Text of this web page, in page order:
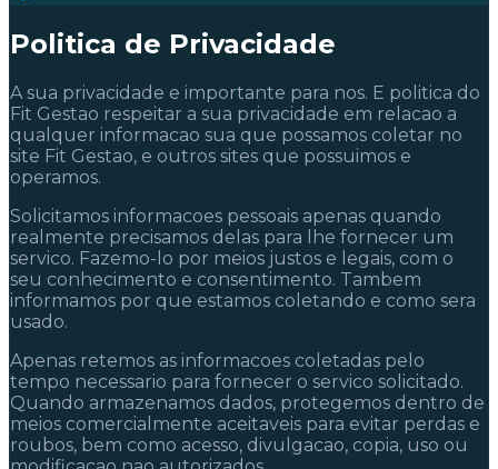
Politica de Privacidade
A sua privacidade e importante para nos. E politica do
Fit Gestao respeitar a sua privacidade em relacao a
qualquer informacao sua que possamos coletar no
site Fit Gestao, e outros sites que possuimos e
operamos.
Solicitamos informacoes pessoais apenas quando
realmente precisamos delas para lhe fornecer um
servico. Fazemo-lo por meios justos e legais, com o
seu conhecimento e consentimento. Tambem
informamos por que estamos coletando e como sera
usado.
Apenas retemos as informacoes coletadas pelo
tempo necessario para fornecer o servico solicitado.
Quando armazenamos dados, protegemos dentro de
meios comercialmente aceitaveis para evitar perdas e
roubos, bem como acesso, divulgacao, copia, uso ou